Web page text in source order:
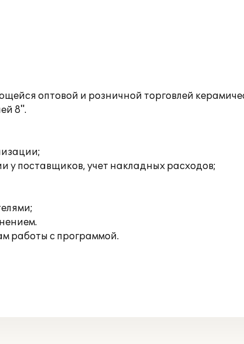
оптовой и розничной торговлей
8".
у поставщиков, учет накладных расходов;
работы с программой.